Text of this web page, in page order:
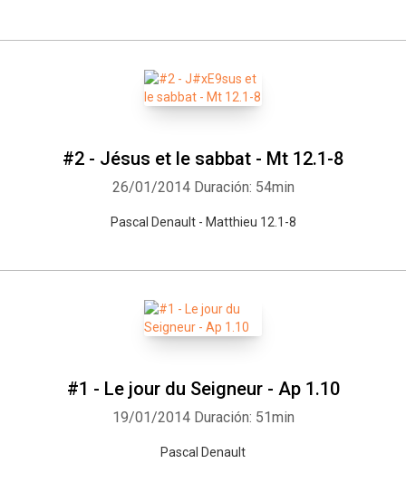
#2 - Jésus et le sabbat - Mt 12.1-8
26/01/2014 Duración: 54min
Pascal Denault - Matthieu 12.1-8
#1 - Le jour du Seigneur - Ap 1.10
19/01/2014 Duración: 51min
Pascal Denault